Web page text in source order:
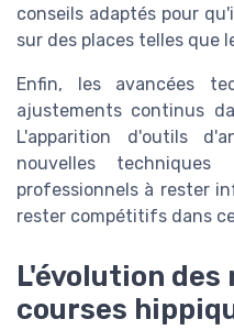
conseils adaptés pour
sur des places telles que
Enfin, les avancées
ajustements continus
L'apparition d'outils
nouvelles techniques
professionnels à rester
rester compétitifs dans
L'évolution des
courses